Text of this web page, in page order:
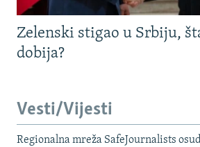
Zelenski stigao u Srbiju,
dobija?
Vesti/Vijesti
Regionalna mreža SafeJournalists